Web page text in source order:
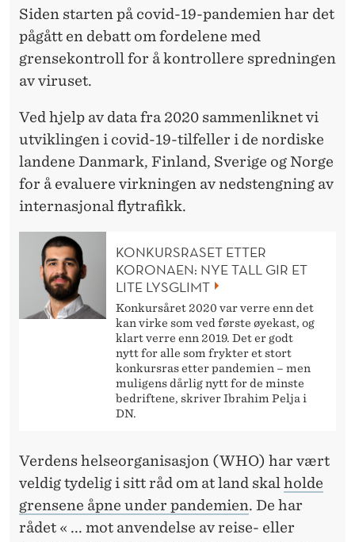
Siden starten på covid-19-pandemien har det
pågått en debatt om fordelene med
grensekontroll for å kontrollere spredningen
av viruset.
Ved hjelp av data fra 2020 sammenliknet vi
utviklingen i covid-19-tilfeller i de nordiske
landene Danmark, Finland, Sverige og Norge
for å evaluere virkningen av nedstengning av
internasjonal flytrafikk.
KONKURSRASET ETTER
KORONAEN: NYE TALL GIR ET
LITE LYSGLIMT
Konkursåret 2020 var verre enn det
kan virke som ved første øyekast, og
klart verre enn 2019. Det er godt
nytt for alle som frykter et stort
konkursras etter pandemien – men
muligens dårlig nytt for de minste
bedriftene, skriver Ibrahim Pelja i
DN.
Verdens helseorganisasjon (WHO) har vært
veldig tydelig i sitt råd om at land skal holde
grensene åpne under pandemien. De har
rådet « ... mot anvendelse av reise- eller